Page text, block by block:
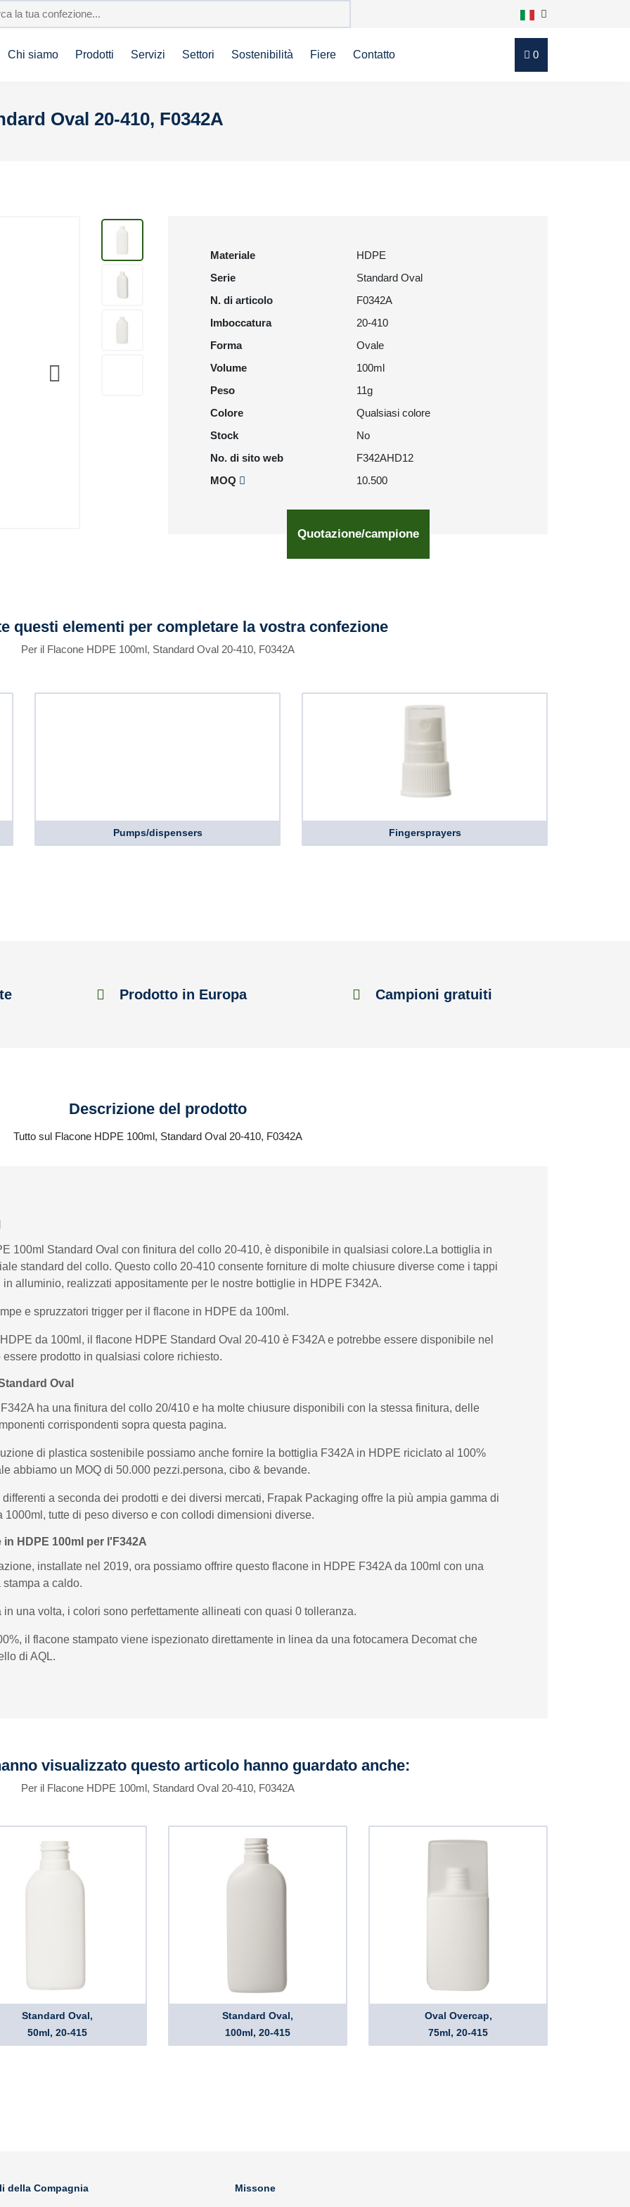
Chi siamo Prodotti Servizi Settori Sostenibilità Fiere Contatto 0
Oval 20-410, F0342A
Materiale
HDPE
Serie
Standard Oval
N. di articolo
F0342A
Imboccatura
20-410
Forma
Ovale
Volume
100ml
Peso
11g
Colore
Qualsiasi colore
Stock
No
No. di sito web
F342AHD12
MOQ
10.500
Quotazione/campione
questi elementi per completare la vostra confezione
Per il Flacone HDPE 100ml, Standard Oval 20-410, F0342A
Pumps/dispensers Fingersprayers
Prodotto in Europa Campioni gratuiti
Descrizione del prodotto
Tutto sul Flacone HDPE 100ml, Standard Oval 20-410, F0342A
100ml Standard Oval con finitura del collo 20-410, è disponibile in qualsiasi colore.La bottiglia in
standard del collo. Questo collo 20-410 consente forniture di molte chiusure diverse come i tappi
alluminio, realizzati appositamente per le nostre bottiglie in HDPE F342A.
e spruzzatori trigger per il flacone in HDPE da 100ml.
da 100ml, il flacone HDPE Standard Oval 20-410 è F342A e potrebbe essere disponibile nel
prodotto in qualsiasi colore richiesto.
Oval
ha una finitura del collo 20/410 e ha molte chiusure disponibili con la stessa finitura, delle
corrispondenti sopra questa pagina.
di plastica sostenibile possiamo anche fornire la bottiglia F342A in HDPE riciclato al 100%
abbiamo un MOQ di 50.000 pezzi.persona, cibo & bevande.
a seconda dei prodotti e dei diversi mercati, Frapak Packaging offre la più ampia gamma di
tutte di peso diverso e con collodi dimensioni diverse.
HDPE 100ml per l'F342A
installate nel 2019, ora possiamo offrire questo flacone in HDPE F342A da 100ml con una
a caldo.
una volta, i colori sono perfettamente allineati con quasi 0 tolleranza.
il flacone stampato viene ispezionato direttamente in linea da una fotocamera Decomat che
di AQL.
visualizzato questo articolo hanno guardato anche:
Per il Flacone HDPE 100ml, Standard Oval 20-410, F0342A
Standard Oval,
50ml, 20-415
Standard Oval,
100ml, 20-415
Oval Overcap,
75ml, 20-415
della Compagnia Missone